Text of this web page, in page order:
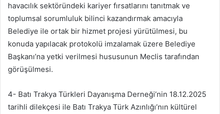
havacılık sektöründeki kariyer fırsatlarını tanıtmak ve
toplumsal sorumluluk bilinci kazandırmak amacıyla
Belediye ile ortak bir hizmet projesi yürütülmesi, bu
konuda yapılacak protokolü imzalamak üzere Belediye
Başkanı’na yetki verilmesi hususunun Meclis tarafından
görüşülmesi.
4- Batı Trakya Türkleri Dayanışma Derneği’nin 18.12.2025
tarihli dilekçesi ile Batı Trakya Türk Azınlığı’nın kültürel